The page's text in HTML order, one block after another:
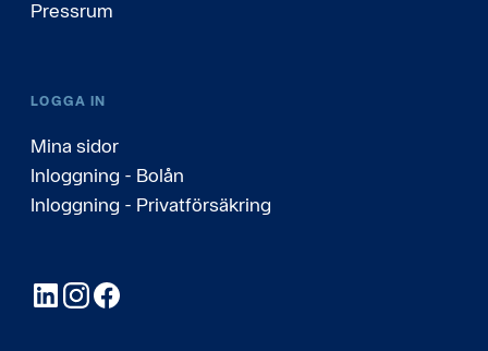
Pressrum
LOGGA IN
Mina sidor
Inloggning - Bolån
Inloggning - Privatförsäkring
LinkedInInstagram